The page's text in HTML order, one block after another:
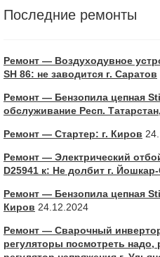
Последние ремонты
Ремонт — Воздуходувное
SH 86: не заводится г. Саратов
Ремонт — Бензопила цепная
обслуживание Респ.
Ремонт — Стартер: г. Киров
Ремонт — Электрический
D25941 к: Не долбит г.
Ремонт — Бензопила цепная
Киров 24.12.2024
Ремонт — Сварочный
регуляторы посмотреть надо,